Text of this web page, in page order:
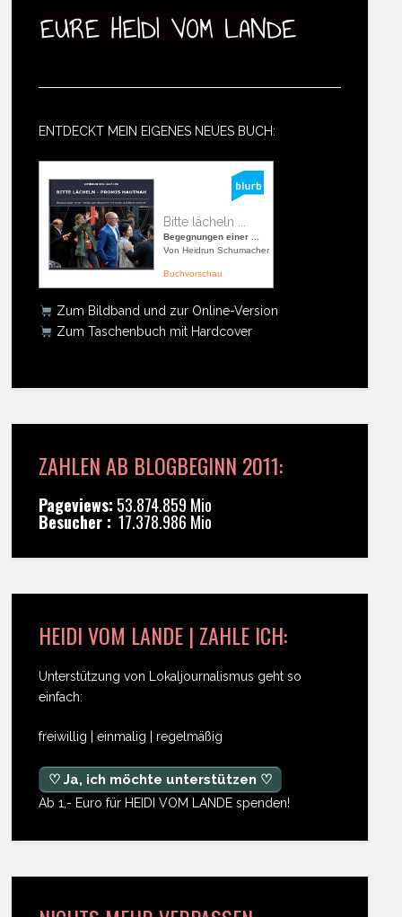
ENTDECKT MEIN EIGENES NEUES BUCH:
Bitte lächeln ...
Begegnungen einer ...
Von Heidrun Schumacher
Buchvorschau
Zum Bildband und zur Online-Version
Zum Taschenbuch mit Hardcover
ZAHLEN AB BLOGBEGINN 2011:
Pageviews: 53.874.859 Mio
Besucher : 17.378.986 Mio
HEIDI VOM LANDE | ZAHLE ICH:
Unterstützung von Lokaljournalismus geht so
einfach:
freiwillig | einmalig | regelmäßig
♡ Ja, ich möchte unterstützen ♡
Ab 1,- Euro für HEIDI VOM LANDE spenden!